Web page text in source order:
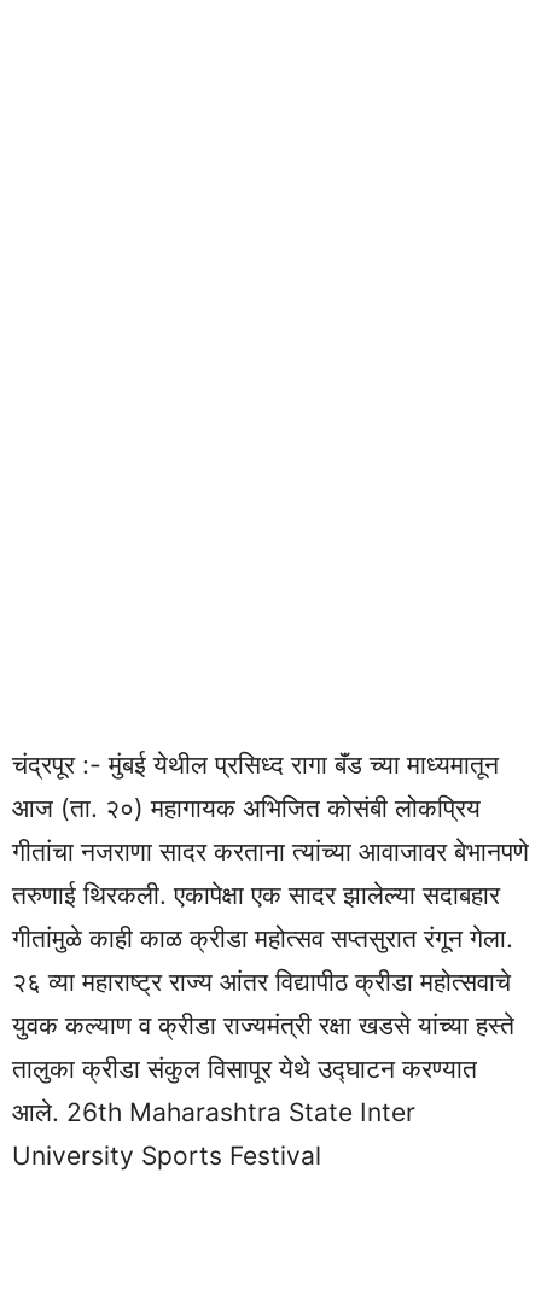
चंद्रपूर :- मुंबई येथील प्रसिध्द रागा बॅंड च्या माध्यमातून
आज (ता. २०) महागायक अभिजित कोसंबी लोकप्रिय
गीतांचा नजराणा सादर करताना त्यांच्या आवाजावर बेभानपणे
तरुणाई थिरकली. एकापेक्षा एक सादर झालेल्या सदाबहार
गीतांमुळे काही काळ क्रीडा महोत्सव सप्तसुरात रंगून गेला.
२६ व्या महाराष्ट्र राज्य आंतर विद्यापीठ क्रीडा महोत्सवाचे
युवक कल्याण व क्रीडा राज्यमंत्री रक्षा खडसे यांच्या हस्ते
तालुका क्रीडा संकुल विसापूर येथे उद्घाटन करण्यात
आले. 26th Maharashtra State Inter
University Sports Festival